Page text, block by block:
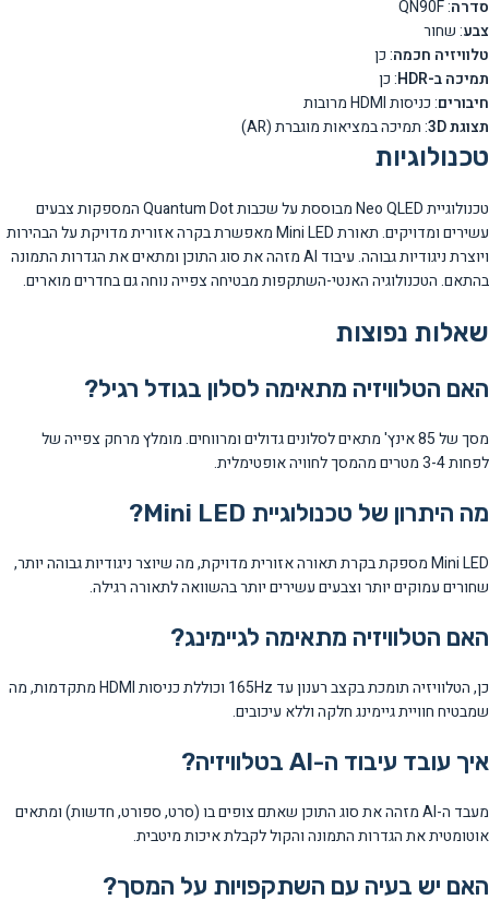
סדרה: QN90F
צבע: שחור
טלוויזיה חכמה: כן
תמיכה ב-HDR
: כן
חיבורים: כניסות HDMI מרובות
תצוגת 3D
: תמיכה במציאות מוגברת (AR)
טכנולוגיות
טכנולוגיית Neo QLED מבוססת על שכבות Quantum Dot המספקות צבעים
עשירים ומדויקים. תאורת Mini LED מאפשרת בקרה אזורית מדויקת על הבהירות
ויוצרת ניגודיות גבוהה. עיבוד AI מזהה את סוג התוכן ומתאים את הגדרות התמונה
בהתאם. הטכנולוגיה האנטי-השתקפות מבטיחה צפייה נוחה גם בחדרים מוארים.
שאלות נפוצות
האם הטלוויזיה מתאימה לסלון בגודל רגיל?
מסך של 85 אינץ' מתאים לסלונים גדולים ומרווחים. מומלץ מרחק צפייה של
לפחות 3-4 מטרים מהמסך לחוויה אופטימלית.
מה היתרון של טכנולוגיית Mini LED?
Mini LED מספקת בקרת תאורה אזורית מדויקת, מה שיוצר ניגודיות גבוהה יותר,
שחורים עמוקים יותר וצבעים עשירים יותר בהשוואה לתאורה רגילה.
האם הטלוויזיה מתאימה לגיימינג?
כן, הטלוויזיה תומכת בקצב רענון עד 165Hz וכוללת כניסות HDMI מתקדמות, מה
שמבטיח חוויית גיימינג חלקה וללא עיכובים.
איך עובד עיבוד ה-AI בטלוויזיה?
מעבד ה-AI מזהה את סוג התוכן שאתם צופים בו (סרט, ספורט, חדשות) ומתאים
אוטומטית את הגדרות התמונה והקול לקבלת איכות מיטבית.
האם יש בעיה עם השתקפויות על המסך?